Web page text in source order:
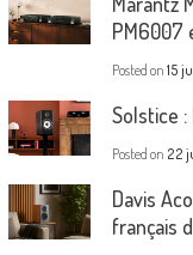
PM6007
Posted on 15
Solstice
Posted on 22
Davis
français